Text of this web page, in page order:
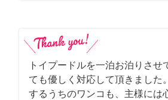
トイプードルを一泊お泊りさせ
ても優しく対応して頂きました
するうちのワンコも、主様には